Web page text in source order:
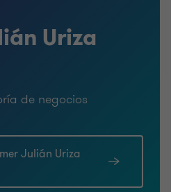
Uriza
de negocios
Julián Uriza